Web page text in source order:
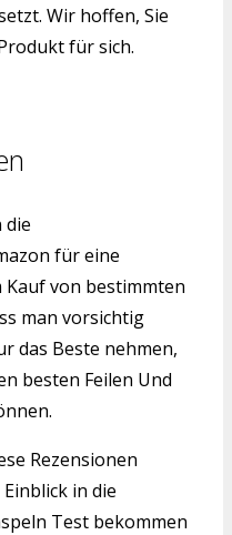
Wir hoffen, Sie
für sich.
die
für eine
von bestimmten
man vorsichtig
das Beste nehmen,
besten Feilen Und
Rezensionen
in die
Test bekommen